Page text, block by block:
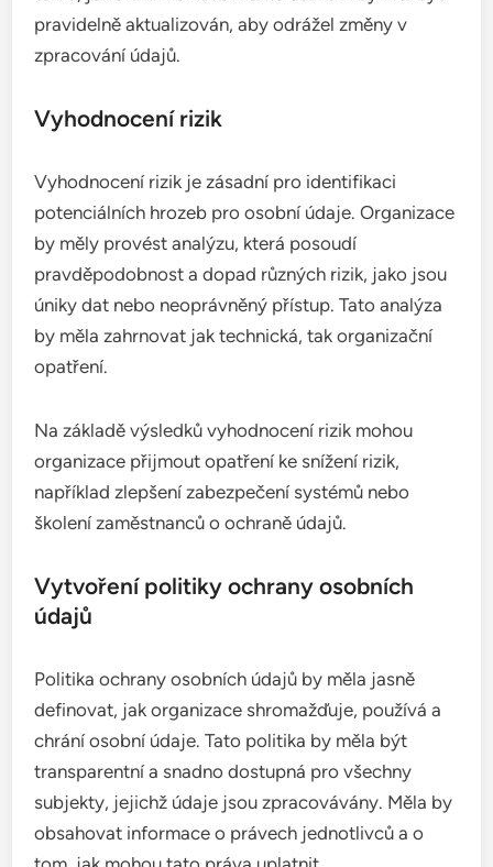
pravidelně aktualizován, aby odrážel změny v
zpracování údajů.
Vyhodnocení rizik
Vyhodnocení rizik je zásadní pro identifikaci
potenciálních hrozeb pro osobní údaje. Organizace
by měly provést analýzu, která posoudí
pravděpodobnost a dopad různých rizik, jako jsou
úniky dat nebo neoprávněný přístup. Tato analýza
by měla zahrnovat jak technická, tak organizační
opatření.
Na základě výsledků vyhodnocení rizik mohou
organizace přijmout opatření ke snížení rizik,
například zlepšení zabezpečení systémů nebo
školení zaměstnanců o ochraně údajů.
Vytvoření politiky ochrany osobních
údajů
Politika ochrany osobních údajů by měla jasně
definovat, jak organizace shromažďuje, používá a
chrání osobní údaje. Tato politika by měla být
transparentní a snadno dostupná pro všechny
subjekty, jejichž údaje jsou zpracovávány. Měla by
obsahovat informace o právech jednotlivců a o